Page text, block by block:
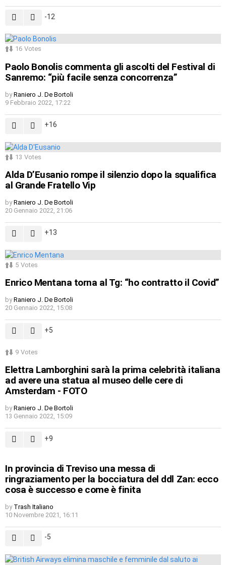
-12
16 Votes
Paolo Bonolis commenta gli ascolti del Festival di
Sanremo: “più facile senza concorrenza”
by Raniero J. De Bortoli
9 Febbraio 2022, 17:22
16
13 Votes
Alda D’Eusanio rompe il silenzio dopo la squalifica
al Grande Fratello Vip
by Raniero J. De Bortoli
20 Gennaio 2022, 21:06
13
5 Votes
Enrico Mentana torna al Tg: “ho contratto il Covid”
by Raniero J. De Bortoli
20 Gennaio 2022, 15:08
5
9 Votes
Elettra Lamborghini sarà la prima celebrità italiana
ad avere una statua al museo delle cere di
Amsterdam - FOTO
by Raniero J. De Bortoli
13 Gennaio 2022, 15:09
9
In provincia di Treviso una messa di
ringraziamento per la bocciatura del ddl Zan: ecco
cosa è successo e come è finita
by Trash Italiano
10 Novembre 2021, 16:11
-5